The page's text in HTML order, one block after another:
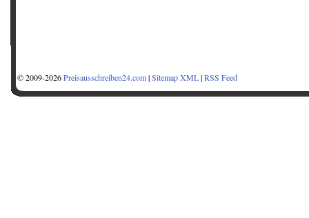
© 2009-2026Preisausschreiben24.com|Sitemap XML|RSS Feed